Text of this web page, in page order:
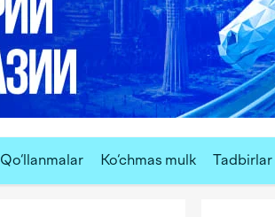
Qo‘llanmalar Ko‘chmas mulk Tadbirlar